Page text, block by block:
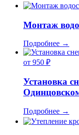
Монтаж
Подробнее →
от 950 ₽
Установка
Подробнее →